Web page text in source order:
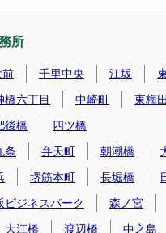
所
前 千里中央 江坂
橋六丁目 中崎町
東梅
後橋
四ツ橋
条 弁天町 朝潮橋
堺筋本町 長堀橋
ビジネスパーク
森ノ宮
大江橋 渡辺橋
中之島